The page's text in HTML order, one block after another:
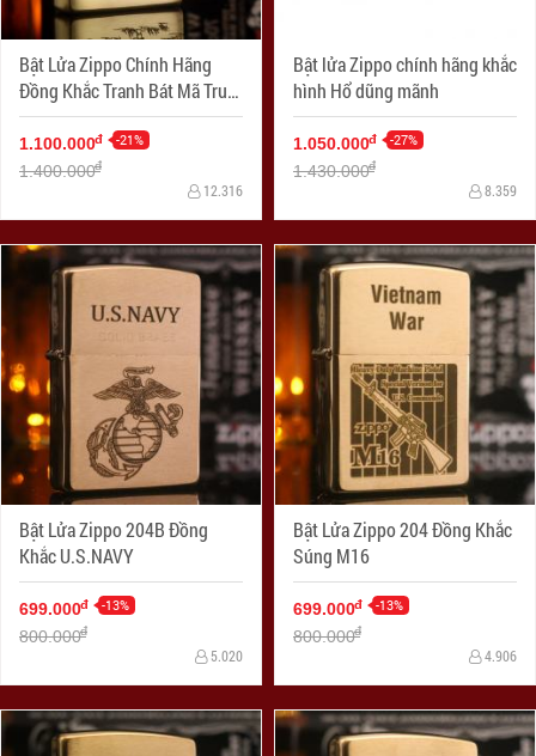
Bật Lửa Zippo Chính Hãng
Đồng Khắc Tranh Bát Mã Truy
Phong
1.100.000đ -21%
1.400.000đ
12.316
Bật lửa Zippo chính hãng khắc
hình Hổ dũng mãnh
1.050.000đ -27%
1.430.000đ
8.359
Bật Lửa Zippo 204B Đồng
Khắc U.S.NAVY
699.000đ -13%
800.000đ
5.020
Bật Lửa Zippo 204 Đồng Khắc
Súng M16
699.000đ -13%
800.000đ
4.906